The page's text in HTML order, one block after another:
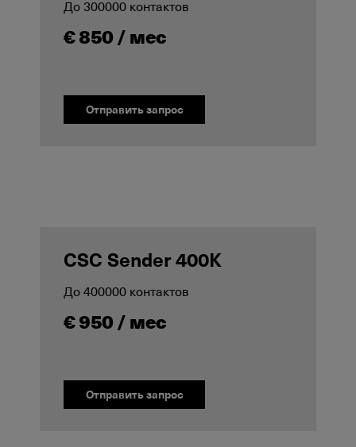
До 300000 контактов
€ 850 / мес
Отправить запрос
CSC Sender 400K
До 400000 контактов
€ 950 / мес
Отправить запрос